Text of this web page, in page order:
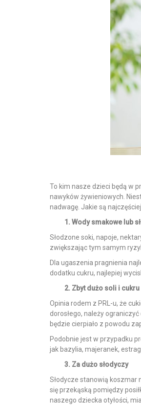
To kim nasze dzieci będą w
nawyków żywieniowych.
nadwagę. Jakie są
1. Wody smakowe lub
Słodzone soki, napoje,
zwiększając tym samym
Dla ugaszenia pragnienia
dodatku cukru, najlepiej
2. Zbyt dużo soli i
Opinia rodem z PRL-u, że
dorosłego, należy
będzie cierpiało z powodu
Podobnie jest w przypadku
jak bazylia, majeranek,
3. Za dużo słodyczy
Słodycze stanowią koszmar
się przekąską pomiędzy
naszego dziecka otyłości,